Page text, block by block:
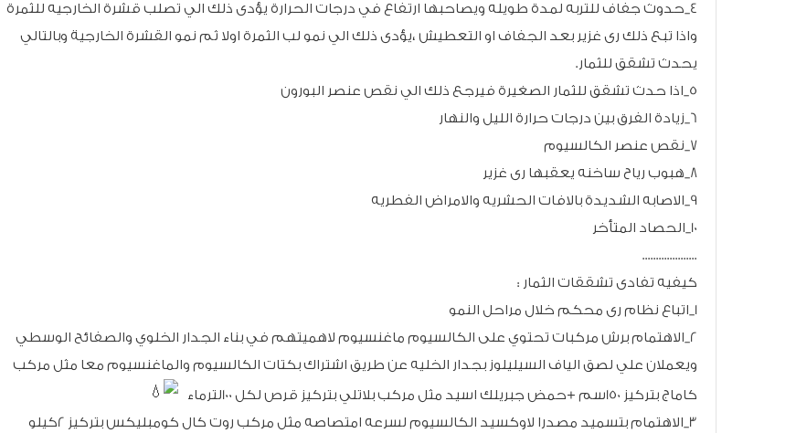
4_حدوث جفاف للتربه لمدة طويله ويصاحبها ارتفاع في درجات الحرارة يؤدى ذلك الي تصلب قشرة الخارجيه للثمرة
واذا تبع ذلك رى غزير بعد الجفاف او التعطيش ،يؤدى ذلك الي نمو لب الثمرة اولا ثم نمو القشرة الخارجية وبالتالي
يحدث تشقق للثمار.
5_اذا حدث تشقق للثمار الصغيرة فيرجع ذلك الي نقص عنصر البورون
6_زيادة الفرق بين درجات حرارة الليل والنهار
7_نقص عنصر الكالسيوم
8_هبوب رياح ساخنه يعقبها رى غزير
9_الاصابه الشديدة بالافات الحشريه والامراض الفطريه
10_الحصاد المتأخر
....................
كيفيه تفادى تشققات الثمار :
1_اتباع نظام رى محكم خلال مراحل النمو
2_الاهتمام برش مركبات تحتوي على الكالسيوم ماغنسيوم لاهميتهم في بناء الجدار الخلوي والصفائح الوسطي
ويعملان علي لصق الياف السيليلوز بجدار الخليه عن طريق اشتراك بكتات الكالسيوم والماغنسيوم معا مثل مركب
كاماج بتركيز 150سم +حمض جبريلك اسيد مثل مركب بلاتلي بتركيز قرص لكل 100لترماء
3_الاهتمام بتسميد مصدرا لاوكسيد الكالسيوم لسرعه امتصاصه مثل مركب روت كال كومبليكس بتركيز 2كيلو